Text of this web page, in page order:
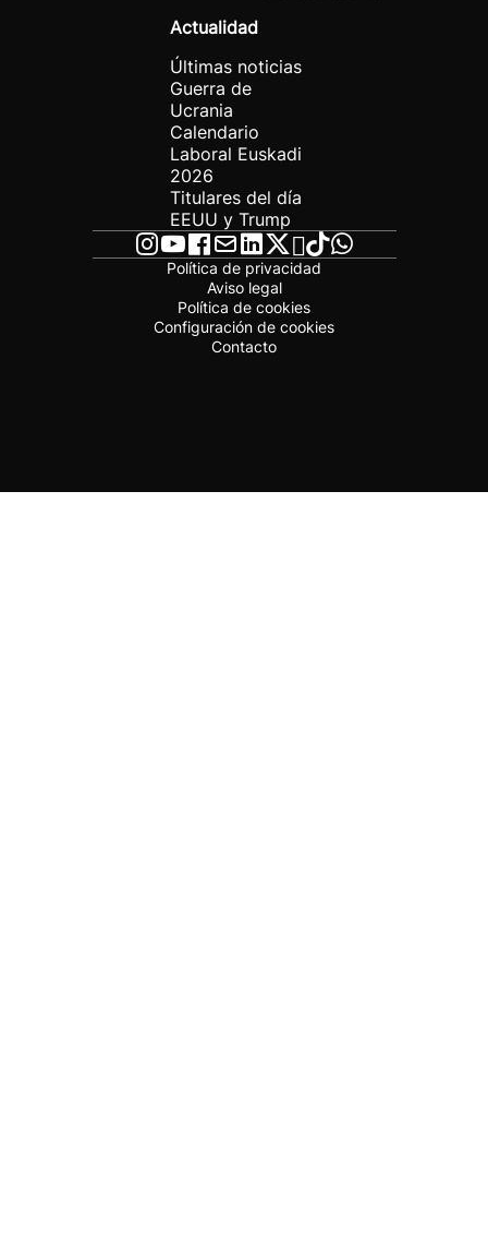
Actualidad
Últimas noticias
Guerra de
Ucrania
Calendario
Laboral Euskadi
2026
Titulares del día
EEUU y Trump
Política de privacidad
Aviso legal
Política de cookies
Configuración de cookies
Contacto